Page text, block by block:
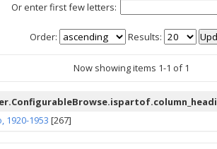
Or enter first few letters:
Order: Results:
Now showing items 1-1 of 1
1920-1953 [267]